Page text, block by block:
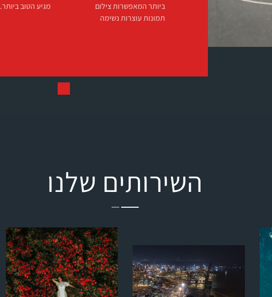
ביותר המאפשרות צילום
תמונות עוצרות נשימה
מגיע הטוב ביותר.
השירותים שלנו